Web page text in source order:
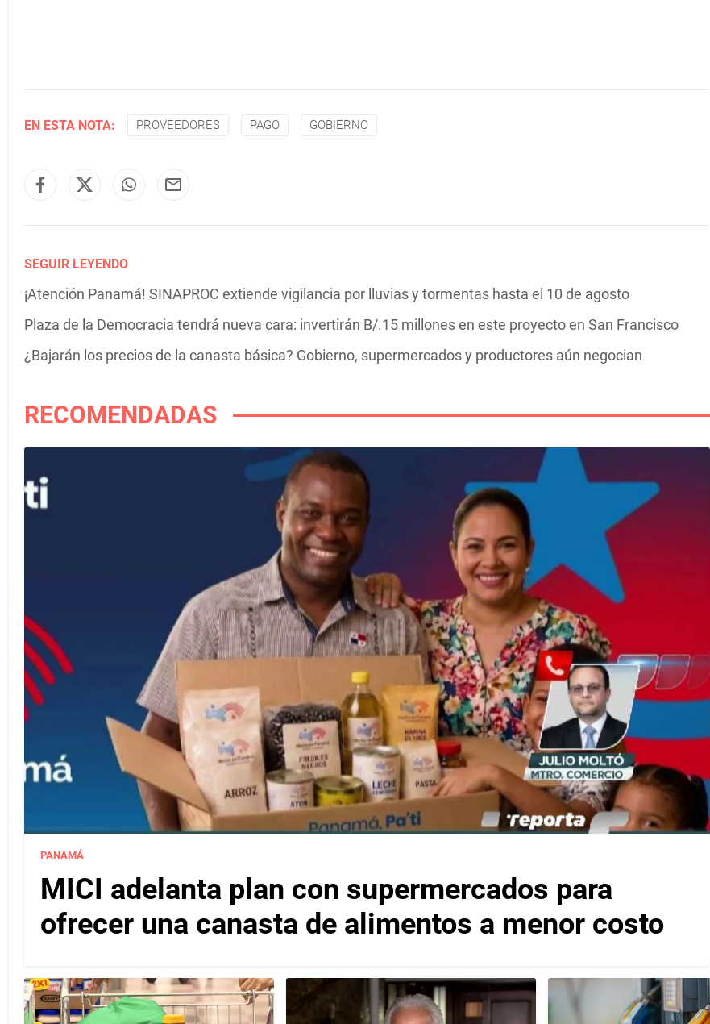
EN ESTA NOTA: PROVEEDORES PAGO GOBIERNO
SEGUIR LEYENDO
¡Atención Panamá! SINAPROC extiende vigilancia por lluvias y tormentas hasta el 10 de agosto
Plaza de la Democracia tendrá nueva cara: invertirán B/.15 millones en este proyecto en San Francisco
¿Bajarán los precios de la canasta básica? Gobierno, supermercados y productores aún negocian
RECOMENDADAS
PANAMÁ
MICI adelanta plan con supermercados para
ofrecer una canasta de alimentos a menor costo